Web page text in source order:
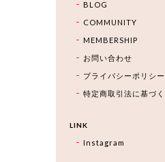
BLOG
COMMUNITY
MEMBERSHIP
お問い合わせ
プライバシーポリシー
特定商取引法に基づ
LINK
Instagram